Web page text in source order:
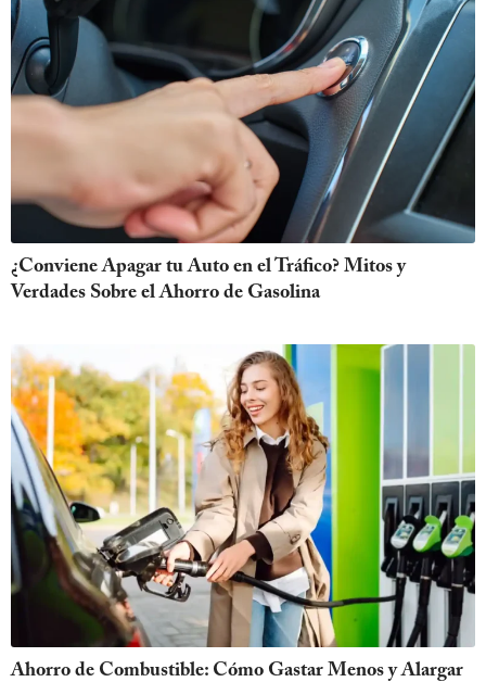
¿Conviene Apagar tu Auto en el Tráfico? Mitos y
Verdades Sobre el Ahorro de Gasolina
Ahorro de Combustible: Cómo Gastar Menos y Alargar